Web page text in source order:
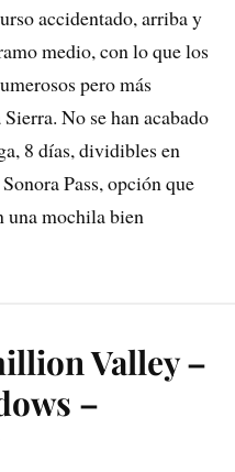
accidentado, arriba y
medio, con lo que los
pero más
No se han acabado
8 días, dividibles en
Pass, opción que
una mochila bien
Valley –
–